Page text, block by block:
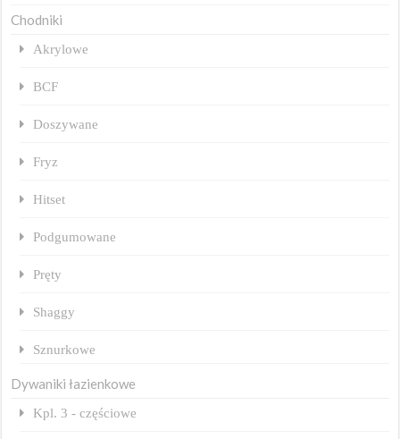
Chodniki
Akrylowe
BCF
Doszywane
Fryz
Hitset
Podgumowane
Pręty
Shaggy
Sznurkowe
Dywaniki łazienkowe
Kpl. 3 - częściowe